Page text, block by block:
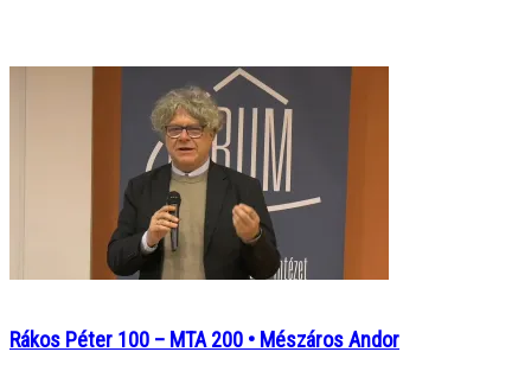
Rákos Péter 100 – MTA 200 • Mészáros Andor